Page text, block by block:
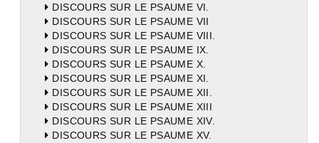
DISCOURS SUR LE PSAUME VI.
DISCOURS SUR LE PSAUME VII
DISCOURS SUR LE PSAUME VIII.
DISCOURS SUR LE PSAUME IX.
DISCOURS SUR LE PSAUME X.
DISCOURS SUR LE PSAUME XI.
DISCOURS SUR LE PSAUME XII.
DISCOURS SUR LE PSAUME XIII
DISCOURS SUR LE PSAUME XIV.
DISCOURS SUR LE PSAUME XV.